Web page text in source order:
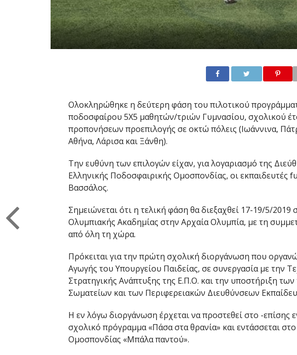
Ολοκληρώθηκε η δεύτερη φάση του πιλοτικού
ποδοσφαίρου 5Χ5 μαθητών/τριών Γυμνασίου, σχολικού
προπονήσεων προεπιλογής σε οκτώ πόλεις (Ιωάννινα,
Αθήνα, Λάρισα και Ξάνθη).
Την ευθύνη των επιλογών είχαν, για λογαριασμό της
Ελληνικής Ποδοσφαιρικής Ομοσπονδίας, οι εκπαιδευτές
Βασσάλος.
Σημειώνεται ότι η τελική φάση θα διεξαχθεί 17-19/5/2019
Ολυμπιακής Ακαδημίας στην Αρχαία Ολυμπία, με τη
από όλη τη χώρα.
Πρόκειται για την πρώτη σχολική διοργάνωση που
Αγωγής του Υπουργείου Παιδείας, σε συνεργασία με την
Στρατηγικής Ανάπτυξης της Ε.Π.Ο. και την υποστήριξη
Σωματείων και των Περιφερειακών Διευθύνσεων
Η εν λόγω διοργάνωση έρχεται να προστεθεί στο -επίσης
σχολικό πρόγραμμα «Πάσα στα θρανία» και εντάσσεται
Ομοσπονδίας «Μπάλα παντού».